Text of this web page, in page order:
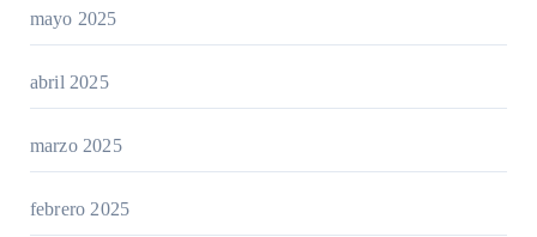
mayo 2025
abril 2025
marzo 2025
febrero 2025